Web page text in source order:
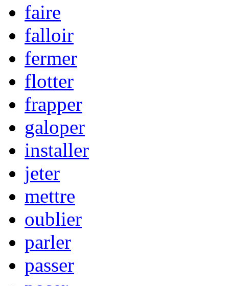
faire
falloir
fermer
flotter
frapper
galoper
installer
jeter
mettre
oublier
parler
passer